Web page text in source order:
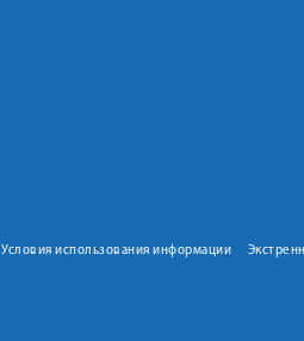
Условия использования информации